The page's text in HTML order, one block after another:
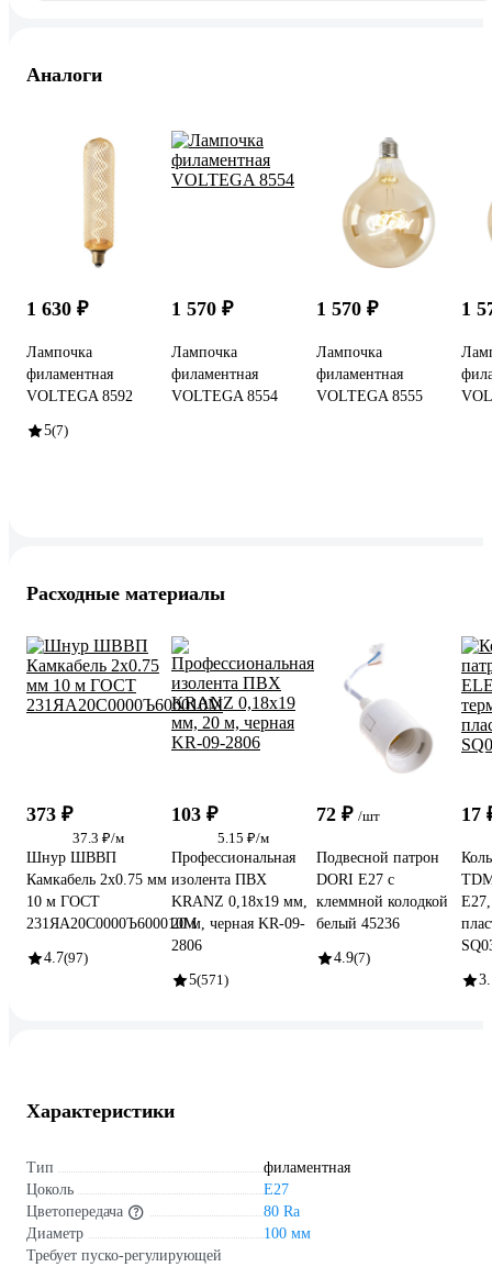
Аналоги
1 630 ₽
Лампочка
филаментная
VOLTEGA 8592
5(7)
1 570 ₽
Лампочка
филаментная
VOLTEGA 8554
1 570 ₽
Лампочка
филаментная
VOLTEGA 8555
1
Расходные материалы
373 ₽
37.3 ₽/м
Шнур ШВВП
Камкабель 2x0.75 мм
10 м ГОСТ
231ЯA20C0000Ъ600010М
4.7(97)
103 ₽
5.15 ₽/м
Профессиональная
изолента ПВХ
KRANZ 0,18х19 мм,
20 м, черная KR-09-
2806
5(571)
72 ₽ /шт
Подвесной патрон
DORI Е27 с
клеммной колодкой
белый 45236
4.9(7)
17
Характеристики
Тип
филаментная
Цоколь
E27
Цветопередача
80 Ra
Диаметр
100 мм
Требует пуско-регулирующей